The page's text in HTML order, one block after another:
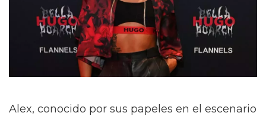
Alex, conocido por sus papeles en el escenario